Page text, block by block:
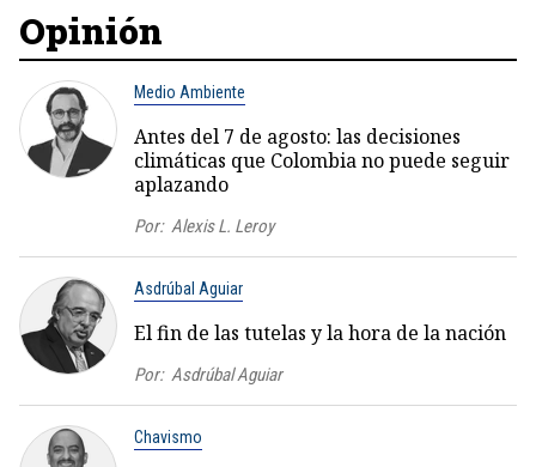
Opinión
Medio Ambiente
Antes del 7 de agosto: las decisiones
climáticas que Colombia no puede seguir
aplazando
Por: Alexis L. Leroy
Asdrúbal Aguiar
El fin de las tutelas y la hora de la nación
Por: Asdrúbal Aguiar
Chavismo